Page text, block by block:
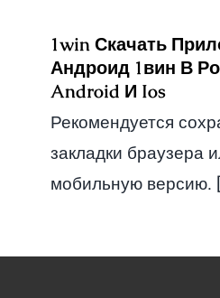
1win Скачать
Андроид 1вин В
Android И Ios
Рекомендуется
закладки браузера
мобильную версию.